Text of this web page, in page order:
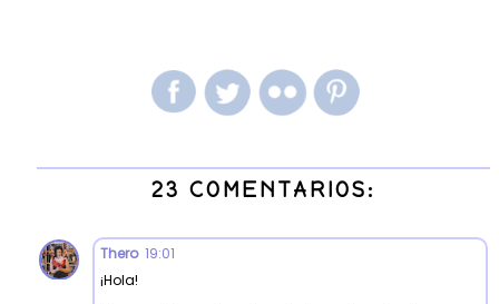
23 COMENTARIOS:
Thero 19:01
¡Hola!